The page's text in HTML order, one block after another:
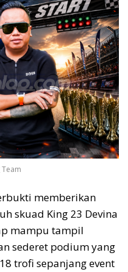
memberikan
skuad King 23 Devina
mampu tampil
sederet podium yang
trofi sepanjang event